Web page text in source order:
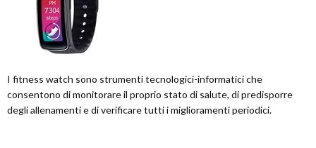
I fitness watch sono strumenti tecnologici-informatici che
consentono di monitorare il proprio stato di salute, di predisporre
degli allenamenti e di verificare tutti i miglioramenti periodici.